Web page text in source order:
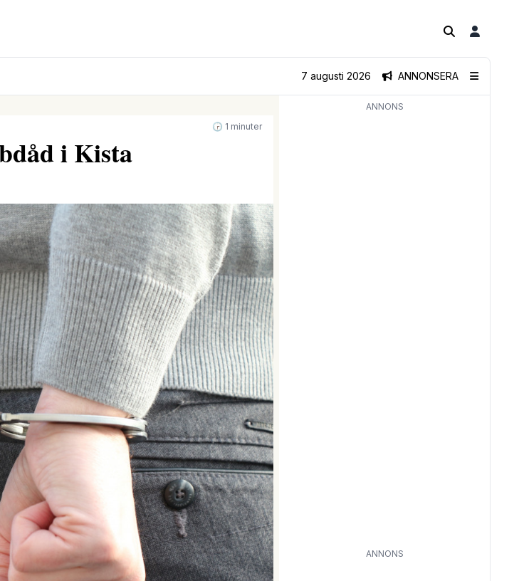
ANNONSERA
7 augusti 2026
🕝 1 minuter
i Kista
ANNONS
ANNONS